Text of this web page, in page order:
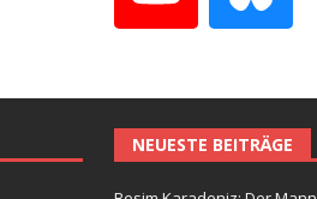
NEUESTE BEITRÄGE